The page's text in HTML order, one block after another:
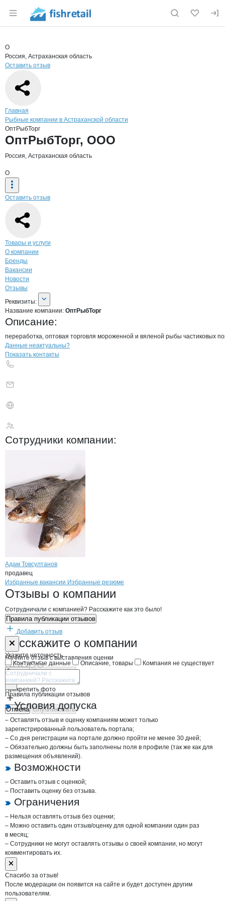
Раздел навигации по сайту fishretail.ru
Страница компании
Страница компании
Краткая информация о компании
О
Россия, Астраханская область
Оставить отзыв
Навигация по сайту
Главная
Рыбные компании в Астраханской области
ОптРыбТорг
Основная информация о компании
ОптРыбТорг, ООО
Россия, Астраханская область
О
Оставить отзыв
Навигация по странице
Товары и услуги
О компании
Бренды
Вакансии
Новости
Отзывы
О компании
Реквизиты
Реквизиты:
Название компании: ОптРыбТорг
Описание:
переработка, оптовая торговля мороженной и вяленой рыбы частиковых
Контактыкомпании
+7(800)000-00-..
Данные неактуальны?
Показать контакты
Сотрудники компании:
Адам Товсултанов
продавец
Брендыкомпани ОптРыбТорг
Вакансии вОптРыбТорг
Избранные вакансии Избранные резюме
Новости oОптРыбТорг, ООО
Отзывы о компании
Сотрудничали с компанией? Расскажите как это было!
Правила публикации отзывов
Добавить отзыв
Расскажите о компании
Начните отзыв с выставления оценки
Прикрепить фото
Отмена Опубликовать
Форма обратной связи о неточностях
Укажите неточность
Контактные данные
Описание, товары Компания не существует
Отмена Опубликовать
Правила публикации отзывов
Условия допуска
– Оставлять отзыв и оценку компаниям может только
зарегистрированный пользователь портала;
– Со дня регистрации на портале должно пройти не менее 30 дней;
– Обязательно должны быть заполнены поля в профиле (так же как для
размещения объявлений).
Возможности
– Оставить отзыв с оценкой;
– Поставить оценку без отзыва.
Ограничения
– Нельзя оставлять отзыв без оценки;
– Можно оставить один отзыв/оценку для одной компании один раз
в месяц;
– Сотрудники не могут оставлять отзывы о своей компании, но могут
комментировать их.
Спасибо за отзыв!
После модерации он появится на сайте и будет доступен другим
пользователям.